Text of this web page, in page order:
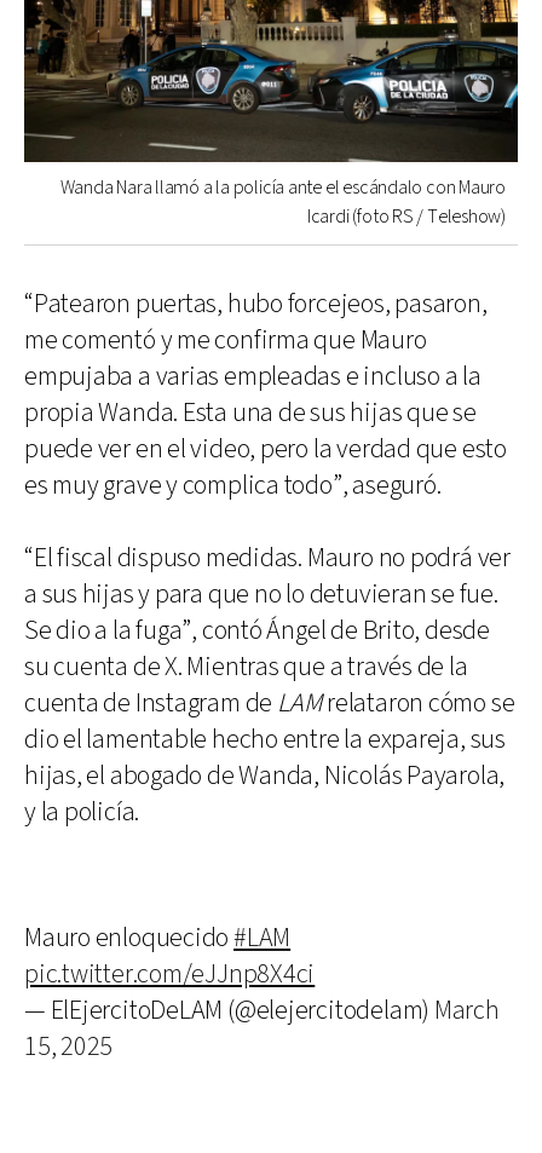
Wanda Nara llamó a la policía ante el escándalo con Mauro
Icardi (foto RS / Teleshow)
“Patearon puertas, hubo forcejeos, pasaron,
me comentó y me confirma que Mauro
empujaba a varias empleadas e incluso a la
propia Wanda. Esta una de sus hijas que se
puede ver en el video, pero la verdad que esto
es muy grave y complica todo”, aseguró.
“El fiscal dispuso medidas. Mauro no podrá ver
a sus hijas y para que no lo detuvieran se fue.
Se dio a la fuga”, contó Ángel de Brito, desde
su cuenta de X. Mientras que a través de la
cuenta de Instagram de LAMrelataron cómo se
dio el lamentable hecho entre la expareja, sus
hijas, el abogado de Wanda, Nicolás Payarola,
y la policía.
Mauro enloquecido#LAM
pic.twitter.com/eJJnp8X4ci
— ElEjercitoDeLAM (@elejercitodelam) March
15, 2025